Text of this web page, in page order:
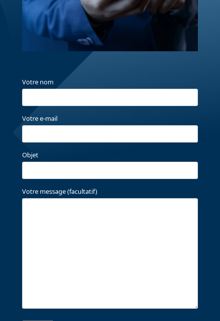
Votre nom
Votre e-mail
Objet
Votre message (facultatif)